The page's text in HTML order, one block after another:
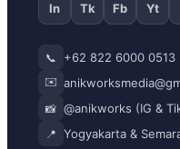
In Tk Fb Yt
📞 +62 822 6000 0513
✉️
📸 @anikworks (IG &
📍 Yogyakarta &